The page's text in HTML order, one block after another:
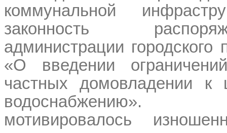
коммунальной
законность
администрации городского
«О введении
частных домовладении к
водоснабжению».
мотивировалось